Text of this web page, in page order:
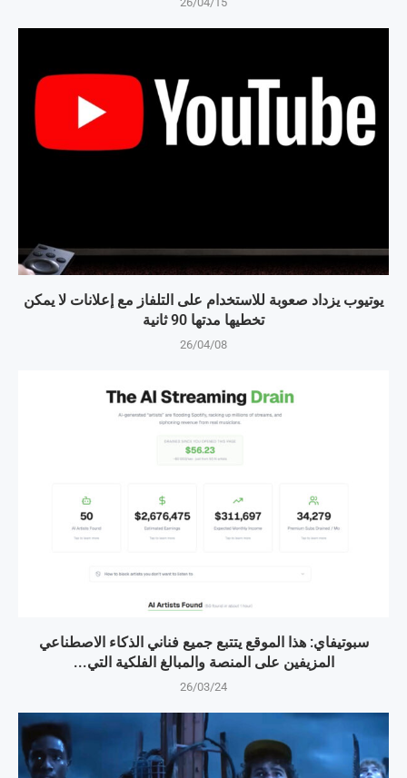
يوتيوب يزداد صعوبة للاستخدام على التلفاز مع إعلانات لا يمكن
تخطيها مدتها 90 ثانية
26/04/08
سبوتيفاي: هذا الموقع يتتبع جميع فناني الذكاء الاصطناعي
المزيفين على المنصة والمبالغ الفلكية التي...
26/03/24